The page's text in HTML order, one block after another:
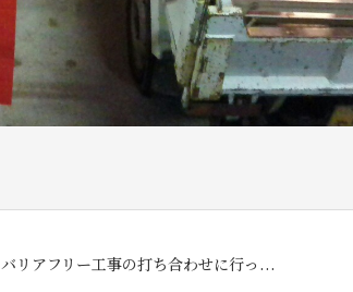
バリアフリー工事の打ち合わせに行っ...